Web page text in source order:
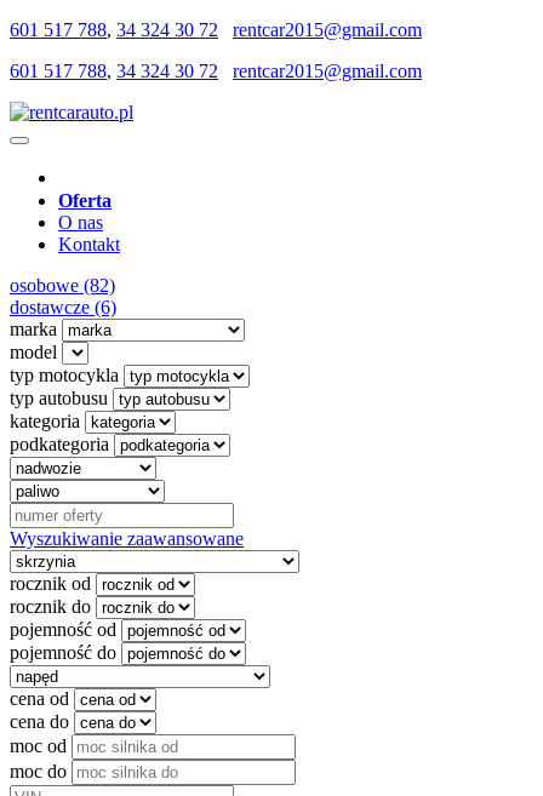
601 517 788, 34 324 30 72
rentcar2015@gmail.com
601 517 788, 34 324 30 72 rentcar2015@gmail.com
Oferta
O nas
Kontakt
osobowe (82)
dostawcze (6)
marka
model
typ motocykla
typ autobusu
kategoria
podkategoria
Wyszukiwanie zaawansowane
rocznik od
rocznik do
pojemność od
pojemność do
cena od
cena do
moc od
moc do